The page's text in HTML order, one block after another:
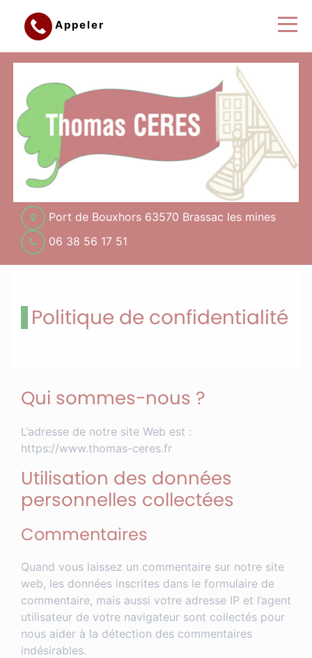
Appeler
Port de Bouxhors 63570 Brassac les mines
06 38 56 17 51
Politique de confidentialité
Qui sommes-nous ?
L’adresse de notre site Web est :
https://www.thomas-ceres.fr
Utilisation des données
personnelles collectées
Commentaires
Quand vous laissez un commentaire sur notre site
web, les données inscrites dans le formulaire de
commentaire, mais aussi votre adresse IP et l’agent
utilisateur de votre navigateur sont collectés pour
nous aider à la détection des commentaires
indésirables.